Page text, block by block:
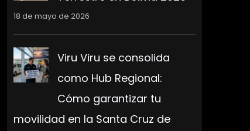
18 de mayo de 2026
Viru Viru se consolida
como Hub Regional:
Cómo garantizar tu
movilidad en la Santa Cruz de